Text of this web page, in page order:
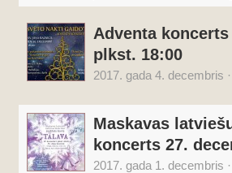
Adventa
plkst. 18:00
2017. gada 4. decembris ·
Maskavas
koncerts 27.
2017. gada 1. decembris ·